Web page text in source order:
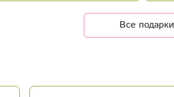
Все подарки